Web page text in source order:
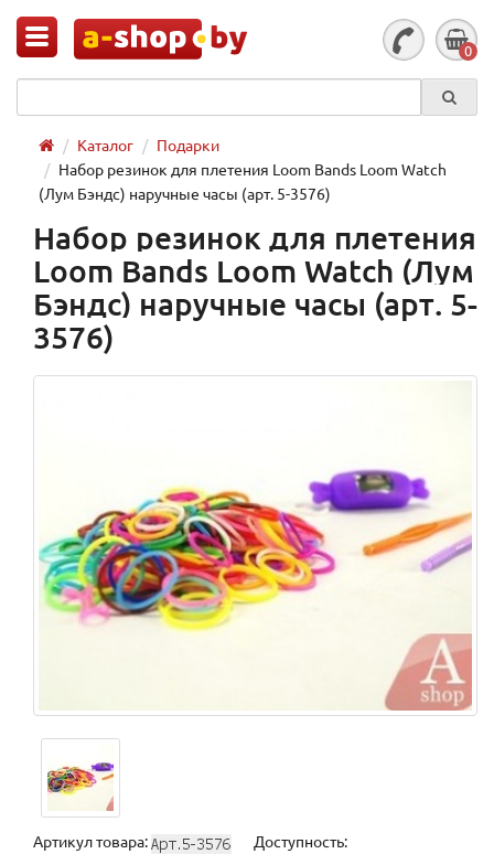
0
Каталог
Подарки
Набор резинок для плетения Loom Bands Loom Watch
(Лум Бэндс) наручные часы (арт. 5-3576)
Набор резинок для плетения
Loom Bands Loom Watch (Лум
Бэндс) наручные часы (арт. 5-
3576)
Артикул товара:
Доступность: